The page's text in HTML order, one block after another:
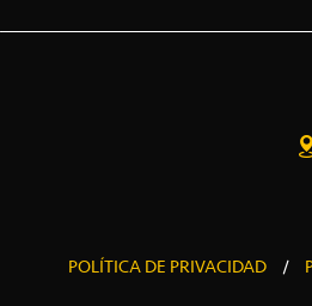
POLÍTICA DE PRIVACIDAD /